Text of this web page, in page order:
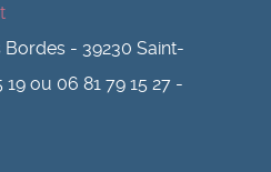
- 39230 Saint-
ou 06 81 79 15 27 -